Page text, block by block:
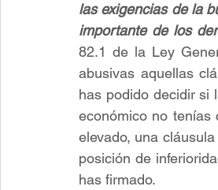
las exigencias de la
importante de los
82.1 de la Ley
abusivas aquellas
has podido decidir si
económico no tenías
elevado, una
posición de
has firmado.